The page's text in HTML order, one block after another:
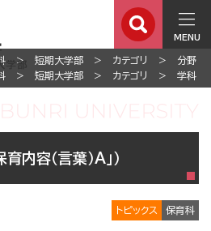
MENU
短期大学部 カテゴリ
分野
短期大学部 カテゴリ 学科
内容（言葉）A」）
トピックス 保育科